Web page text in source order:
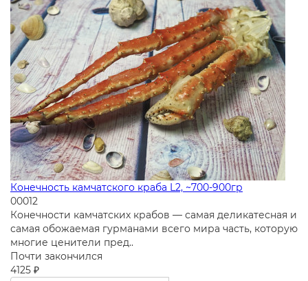
Конечность камчатского краба L2, ~700-900гр
00012
Конечности камчатских крабов — самая деликатесная и
самая обожаемая гурманами всего мира часть, которую
многие ценители пред..
Почти закончился
4125 ₽